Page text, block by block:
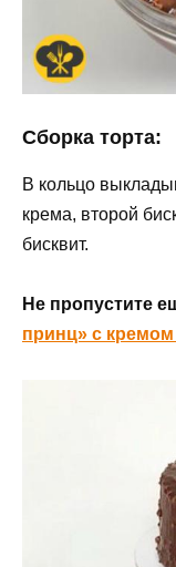
Сборка торта:
В кольцо
крема, второй
бисквит.
Не пропустите
принц» с